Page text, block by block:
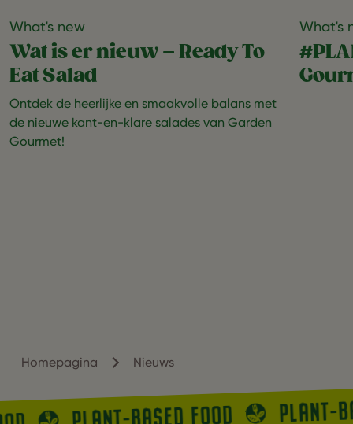
What's new
Wat is er nieuw – Ready To
Eat Salad
Ontdek de heerlijke en smaakvolle balans met
de nieuwe kant-en-klare salades van Garden
Gourmet!
What's
Homepagina Nieuws
PLANT-BASED FOOD PLANT-